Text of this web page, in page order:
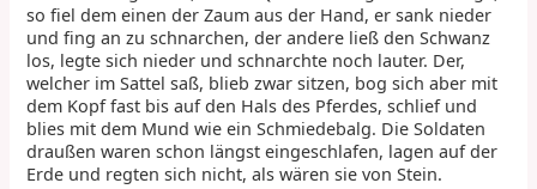
so fiel dem einen der Zaum aus der Hand, er sank nieder
und fing an zu schnarchen, der andere ließ den Schwanz
los, legte sich nieder und schnarchte noch lauter. Der,
welcher im Sattel saß, blieb zwar sitzen, bog sich aber mit
dem Kopf fast bis auf den Hals des Pferdes, schlief und
blies mit dem Mund wie ein Schmiedebalg. Die Soldaten
draußen waren schon längst eingeschlafen, lagen auf der
Erde und regten sich nicht, als wären sie von Stein.